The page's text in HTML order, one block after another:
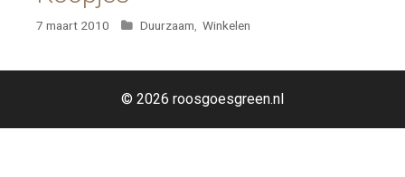
7 maart 2010 Categorieën
Duurzaam, Winkelen
© 2026 roosgoesgreen.nl